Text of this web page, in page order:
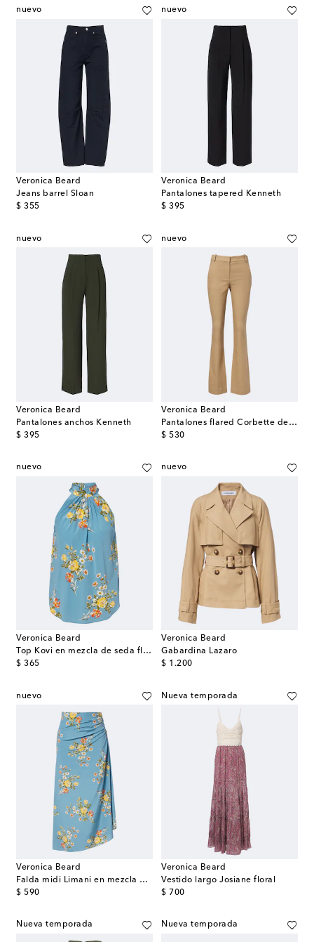
nuevo
Veronica Beard
Jeans barrel Sloan
$ 355
original price
nuevo
Veronica Beard
Pantalones tapered Kenneth
$ 395
original price
nuevo
Veronica Beard
Pantalones anchos Kenneth
$ 395
original price
nuevo
Veronica Beard
Pantalones flared Corbette de sarga
$ 530
original price
nuevo
Veronica Beard
Top Kovi en mezcla de seda floral
$ 365
original price
nuevo
Veronica Beard
Gabardina Lazaro
$ 1.200
original price
nuevo
Veronica Beard
Falda midi Limani en mezcla de seda floral
$ 590
original price
Nueva temporada
Veronica Beard
Vestido largo Josiane floral
$ 700
original price
Nueva temporada Nueva temporada